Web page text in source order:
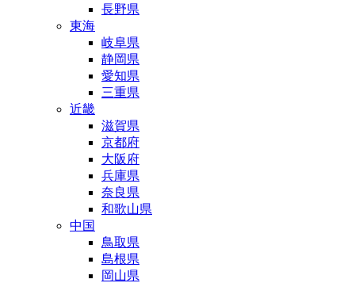
長野県
東海
岐阜県
静岡県
愛知県
三重県
近畿
滋賀県
京都府
大阪府
兵庫県
奈良県
和歌山県
中国
鳥取県
島根県
岡山県